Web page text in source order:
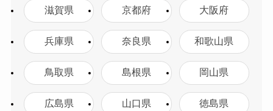
滋賀県 京都府 大阪府
兵庫県 奈良県 和歌山県
鳥取県 島根県 岡山県
広島県 山口県 徳島県